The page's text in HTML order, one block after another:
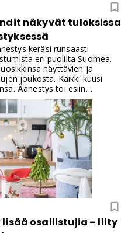
näkyvät tuloksissa
keräsi runsaasti
eri puolilta Suomea.
näyttävien ja
joukosta. Kaikki kuusi
Äänestys toi esiin
kodin sisustuksessa. Kiitos
lisää osallistujia – liity